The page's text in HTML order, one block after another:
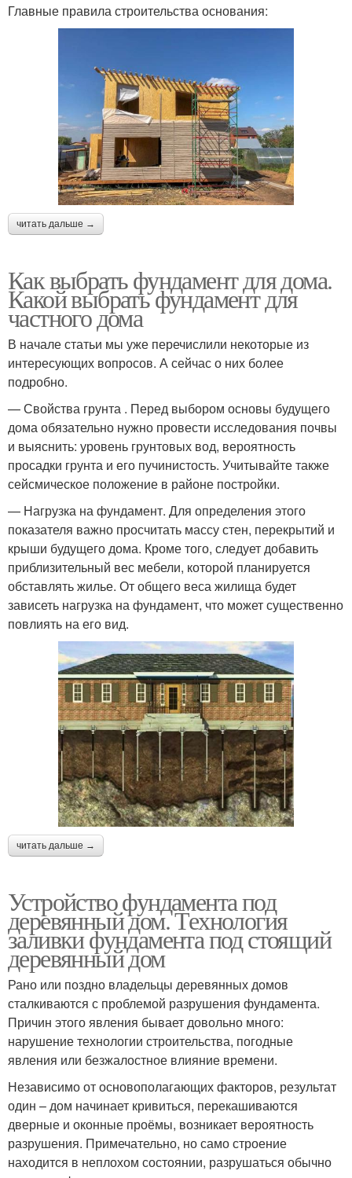
Главные правила строительства основания:
читать дальше →
Как выбрать фундамент для дома.
Какой выбрать фундамент для
частного дома
В начале статьи мы уже перечислили некоторые из
интересующих вопросов. А сейчас о них более
подробно.
— Свойства грунта . Перед выбором основы будущего
дома обязательно нужно провести исследования почвы
и выяснить: уровень грунтовых вод, вероятность
просадки грунта и его пучинистость. Учитывайте также
сейсмическое положение в районе постройки.
— Нагрузка на фундамент. Для определения этого
показателя важно просчитать массу стен, перекрытий и
крыши будущего дома. Кроме того, следует добавить
приблизительный вес мебели, которой планируется
обставлять жилье. От общего веса жилища будет
зависеть нагрузка на фундамент, что может существенно
повлиять на его вид.
читать дальше →
Устройство фундамента под
деревянный дом. Технология
заливки фундамента под стоящий
деревянный дом
Рано или поздно владельцы деревянных домов
сталкиваются с проблемой разрушения фундамента.
Причин этого явления бывает довольно много:
нарушение технологии строительства, погодные
явления или безжалостное влияние времени.
Независимо от основополагающих факторов, результат
один – дом начинает кривиться, перекашиваются
дверные и оконные проёмы, возникает вероятность
разрушения. Примечательно, но само строение
находится в неплохом состоянии, разрушаться обычно